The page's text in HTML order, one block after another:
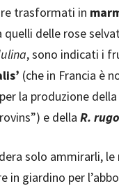
trasformati in
quelli delle rose
, sono indicati i
(che in Francia è
la produzione
e della R.
solo ammirarli, le
in giardino per